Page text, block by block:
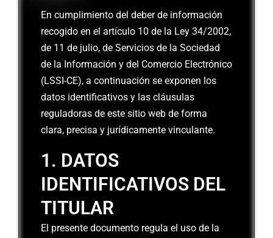
En cumplimiento del deber de información
recogido en el artículo 10 de la Ley 34/2002,
de 11 de julio, de Servicios de la Sociedad
de la Información y del Comercio Electrónico
(LSSI-CE), a continuación se exponen los
datos identificativos y las cláusulas
reguladoras de este sitio web de forma
clara, precisa y jurídicamente vinculante.
1. DATOS
IDENTIFICATIVOS DEL
TITULAR
El presente documento regula el uso de la